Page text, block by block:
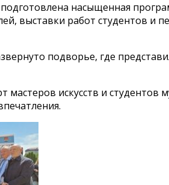
насыщенная
выставки работ студентов и
подворье, где
искусств и студентов